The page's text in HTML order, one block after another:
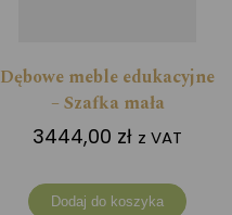
Dębowe meble edukacyjne
– Szafka mała
3444,00 zł z VAT
Dodaj do koszyka